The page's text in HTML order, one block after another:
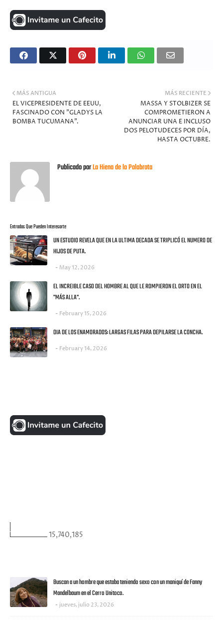
MÁS RECIENTE
MASSA Y STOLBIZER SE
COMPROMETIERON A
ANUNCIAR UNA E INCLUSO
DOS PELOTUDECES POR DÍA,
HASTA OCTUBRE.
MÁS ANTIGUA
EL VICEPRESIDENTE DE EEUU,
FASCINADO CON "GLADYS LA
BOMBA TUCUMANA".
Publicado porLa Hiena de la Palabrota
Entradas Que Pueden Interesarte
UN ESTUDIO REVELA QUE EN LA ULTIMA DECADA SE TRIPLICÓ EL NUMERO DE
HIJOS DE PUTA.
May 12, 2026
EL INCREIBLE CASO DEL HOMBRE AL QUE LE ROMPIERON EL ORTO EN EL
"MÁS ALLA".
February 15, 2026
DIA DE LOS ENAMORADOS: LARGAS FILAS PARA DEPILARSE LA CONCHA.
February 14, 2026
15,740,185
Buscan a un hombre que estaba teniendo sexo con un maniquí de Fanny
Mandelbaum en el Cerro Unitoco.
jueves, julio 23, 2026